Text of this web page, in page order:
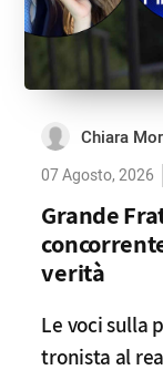
Chiara
07 Agosto, 2026
Grande
verità
Le voci sulla
tronista al